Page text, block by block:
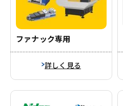
ファナック専用
詳しく見る